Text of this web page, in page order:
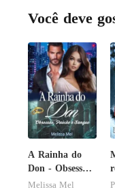
Você deve
A Rainha do
Don - Obsessão,
Paixão e
Melissa Mel